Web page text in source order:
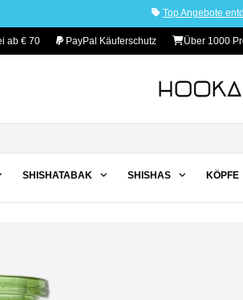
Top Angebote
ab € 70 PayPal Käuferschutz Über 1000
SHISHATABAK SHISHAS KÖPFE